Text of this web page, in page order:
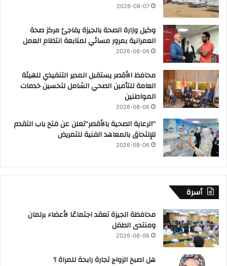
2026-08-07
وكيل وزارة الصحة بالجيزة يفاجئ مركز صحة
العمرانية بمرور مسائي لمتابعة انتظام العمل
2026-08-06
محافظ الأقصر يستقبل المدير التنفيذي للهيئة
العامة للتأمين الصحي الشامل لتحسين خدمات
المواطنين
2026-08-06
“الرعاية الصحية بالأقصر”تعلن عن فتح باب التقدم
للإلتحاق بالمعاهد الفنية للتمريض
2026-08-06
أسرة
محافظة الجيزة تعقد اجتماعًا لأعضاء برلمان
ومنتدى الطفل
2026-08-06
هل اصبح الزواج تجارة رابحة للمراة ؟